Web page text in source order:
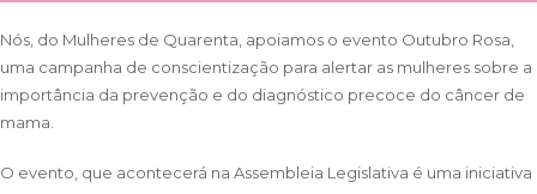
Nós, do Mulheres de Quarenta , apoiamos o evento Outubro Rosa,
uma campanha de conscientização para alertar as mulheres sobre a
importância da prevenção e do diagnóstico precoce do câncer de
mama.
O evento, que acontecerá na Assembleia Legislativa é uma iniciativa